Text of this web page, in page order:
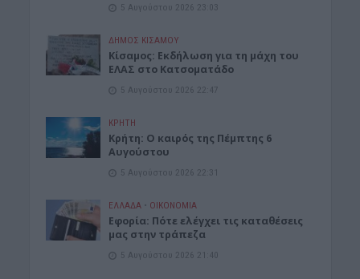
5 Αυγούστου 2026 23:03
ΔΉΜΟΣ ΚΙΣΆΜΟΥ
Κίσαμος: Εκδήλωση για τη μάχη του
ΕΛΑΣ στο Κατσοματάδο
5 Αυγούστου 2026 22:47
ΚΡΗΤΗ
Κρήτη: Ο καιρός της Πέμπτης 6
Αυγούστου
5 Αυγούστου 2026 22:31
ΕΛΛΑΔΑ • ΟΙΚΟΝΟΜΙΑ
Εφορία: Πότε ελέγχει τις καταθέσεις
μας στην τράπεζα
5 Αυγούστου 2026 21:40